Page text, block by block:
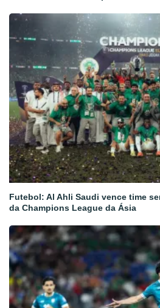
Futebol: Al Ahli Saudi vence time
da Champions League da Ásia